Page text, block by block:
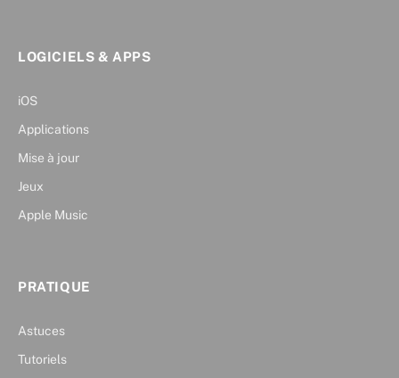
LOGICIELS & APPS
iOS
Applications
Mise à jour
Jeux
Apple Music
PRATIQUE
Astuces
Tutoriels